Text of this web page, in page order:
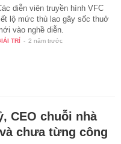
diễn viên truyền hình VFC
lộ mức thù lao gây sốc thuở
vào nghề diễn.
CEO chuỗi nhà
chưa từng công